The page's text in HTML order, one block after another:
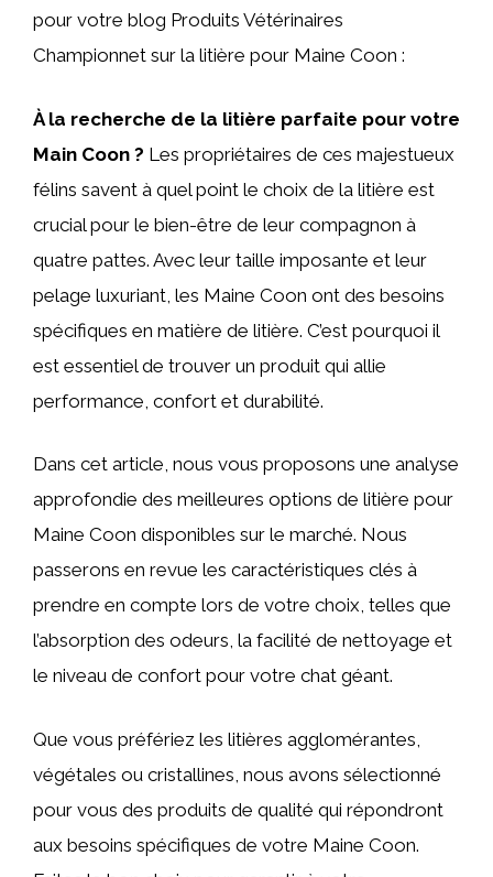
pour votre blog Produits Vétérinaires
Championnet sur la litière pour Maine Coon :
À la recherche de la litière parfaite pour votre
Main Coon ? Les propriétaires de ces majestueux
félins savent à quel point le choix de la litière est
crucial pour le bien-être de leur compagnon à
quatre pattes. Avec leur taille imposante et leur
pelage luxuriant, les Maine Coon ont des besoins
spécifiques en matière de litière. C’est pourquoi il
est essentiel de trouver un produit qui allie
performance, confort et durabilité.
Dans cet article, nous vous proposons une analyse
approfondie des meilleures options de litière pour
Maine Coon disponibles sur le marché. Nous
passerons en revue les caractéristiques clés à
prendre en compte lors de votre choix, telles que
l’absorption des odeurs, la facilité de nettoyage et
le niveau de confort pour votre chat géant.
Que vous préfériez les litières agglomérantes,
végétales ou cristallines, nous avons sélectionné
pour vous des produits de qualité qui répondront
aux besoins spécifiques de votre Maine Coon.